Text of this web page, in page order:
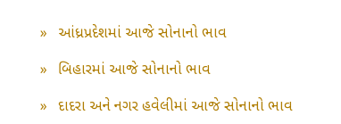
» આંધ્રપ્રદેશમાં આજે સોનાનો ભાવ
» બિહારમાં આજે સોનાનો ભાવ
» દાદરા અને નગર હવેલીમાં આજે સોનાનો ભાવ